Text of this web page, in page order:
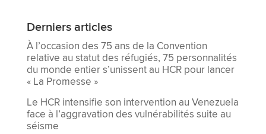
Derniers articles
À l’occasion des 75 ans de la Convention
relative au statut des réfugiés, 75 personnalités
du monde entier s’unissent au HCR pour lancer
« La Promesse »
Le HCR intensifie son intervention au Venezuela
face à l’aggravation des vulnérabilités suite au
séisme